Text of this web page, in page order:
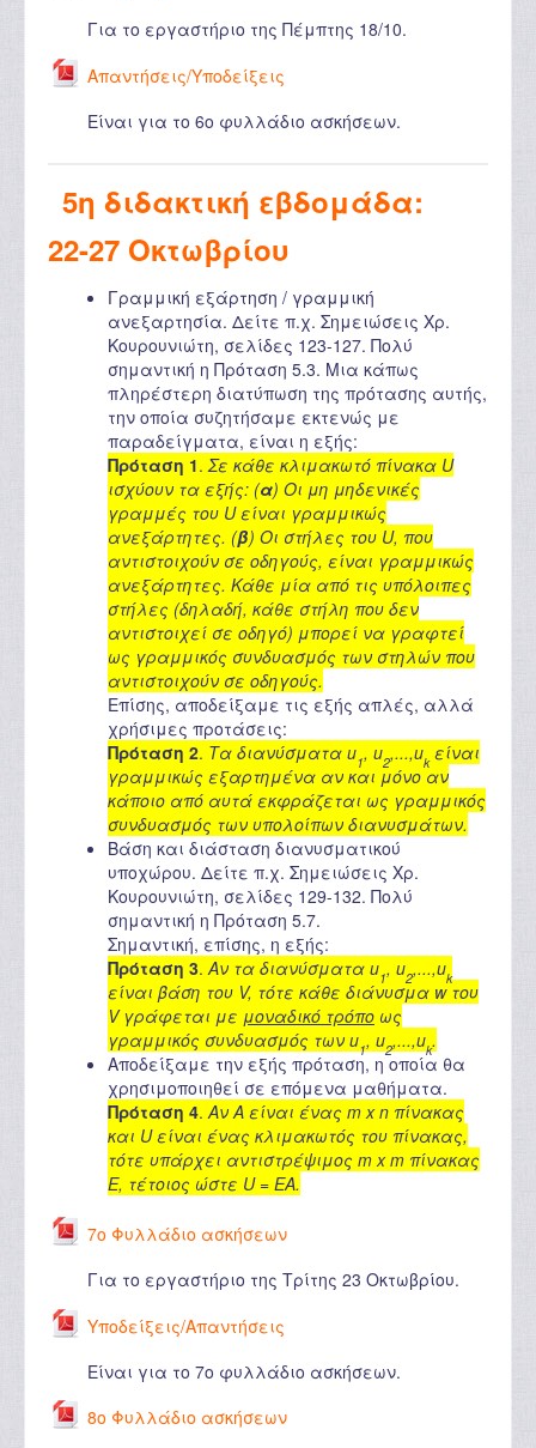
Για το εργαστήριο της Πέμπτης 18/10.
Απαντήσεις/Υποδείξεις
Είναι για το 6ο φυλλάδιο ασκήσεων.
5η διδακτική εβδομάδα:
22-27 Οκτωβρίου
Γραμμική εξάρτηση / γραμμική
ανεξαρτησία. Δείτε π.χ. Σημειώσεις Χρ.
Κουρουνιώτη, σελίδες 123-127. Πολύ
σημαντική η Πρόταση 5.3. Μια κάπως
πληρέστερη διατύπωση της πρότασης αυτής,
την οποία συζητήσαμε εκτενώς με
παραδείγματα, είναι η εξής:
Πρόταση 1.Σε κάθε κλιμακωτό πίνακα U
ισχύουν τα εξής: (α) Οι μη μηδενικές
γραμμές του U είναι γραμμικώς
ανεξάρτητες. (β) Οι στήλες του U, που
αντιστοιχούν σε οδηγούς, είναι γραμμικώς
ανεξάρτητες. Κάθε μία από τις υπόλοιπες
στήλες (δηλαδή, κάθε στήλη που δεν
αντιστοιχεί σε οδηγό) μπορεί να γραφτεί
ως γραμμικός συνδυασμός των στηλών που
αντιστοιχούν σε οδηγούς.
Επίσης, αποδείξαμε τις εξής απλές, αλλά
χρήσιμες προτάσεις:
Πρόταση 2. Τα διανύσματα u1, u2,...,uk είναι
γραμμικώς εξαρτημένα αν και μόνο αν
κάποιο από αυτά εκφράζεται ως γραμμικός
συνδυασμός των υπολοίπων διανυσμάτων.
Βάση και διάσταση διανυσματικού
υποχώρου. Δείτε π.χ. Σημειώσεις Χρ.
Κουρουνιώτη, σελίδες 129-132. Πολύ
σημαντική η Πρόταση 5.7.
Σημαντική, επίσης, η εξής:
Πρόταση 3.Αν τα διανύσματα u1, u2,...,uk
είναι βάση του V, τότε κάθε διάνυσμα w του
V γράφεται με μοναδικό τρόπο ως
γραμμικός συνδυασμός των u1, u2,...,uk.
Αποδείξαμε την εξής πρόταση, η οποία θα
χρησιμοποιηθεί σε επόμενα μαθήματα.
Πρόταση 4.Αν A είναι ένας m x n πίνακας
και U είναι ένας κλιμακωτός του πίνακας,
τότε υπάρχει αντιστρέψιμος m x m πίνακας
E, τέτοιος ώστε U = EA.
7ο Φυλλάδιο ασκήσεων
Για το εργαστήριο της Τρίτης 23 Οκτωβρίου.
Υποδείξεις/Απαντήσεις
Είναι για το 7o φυλλάδιο ασκήσεων.
8ο Φυλλάδιο ασκήσεων